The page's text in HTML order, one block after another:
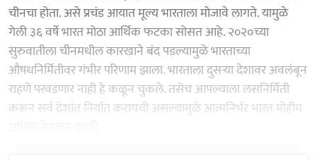
चीनचा होता. असे प्रचंड आयात मूल्य भारताला मोजावे लागते. यामुळे
गेली ३६ वर्षे भारत मोठा आर्थिक फटका सोसत आहे. २०२०च्या
सुरुवातीला चीनमधील कारखाने बंद पडल्यामुळे भारताच्या
औषधनिर्मितीवर गंभीर परिणाम झाला. भारताला दुसऱ्या देशावर अवलंबून
राहणे परवडणार नाही हे कळून चुकले. तसेच आपल्याला लसनिर्मिती
करून सर्व देशांत निर्यात करायची असल्यामुळे आत्मनिर्भर भारत मोहीम